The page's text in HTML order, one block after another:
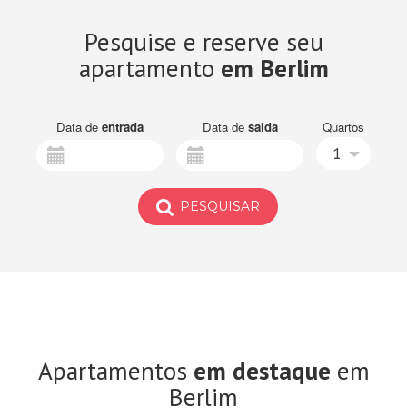
Pesquise e reserve seu
apartamento em Berlim
Data de entrada Data de saida Quartos
1
PESQUISAR
Apartamentos em destaque em
Berlim